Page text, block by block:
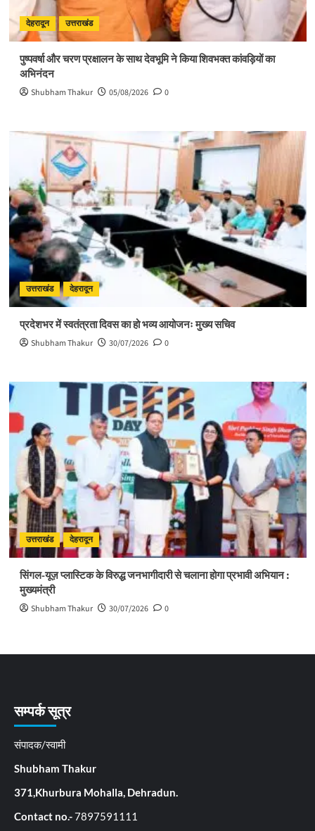
देहरादून उत्तराखंड
पुष्पवर्षा और चरण प्रक्षालन के साथ देवभूमि ने किया शिवभक्त कांवड़ियों का
अभिनंदन
Shubham Thakur 05/08/2026 0
उत्तराखंड देहरादून
प्रदेशभर में स्वतंत्रता दिवस का हो भव्य आयोजनः मुख्य सचिव
Shubham Thakur 30/07/2026 0
उत्तराखंड देहरादून
सिंगल-यूज़ प्लास्टिक के विरुद्ध जनभागीदारी से चलाना होगा प्रभावी अभियान :
मुख्यमंत्री
Shubham Thakur 30/07/2026 0
सम्पर्क सूत्र
संपादक/स्वामी
Shubham Thakur
371,Khurbura Mohalla, Dehradun.
Contact no.-7897591111